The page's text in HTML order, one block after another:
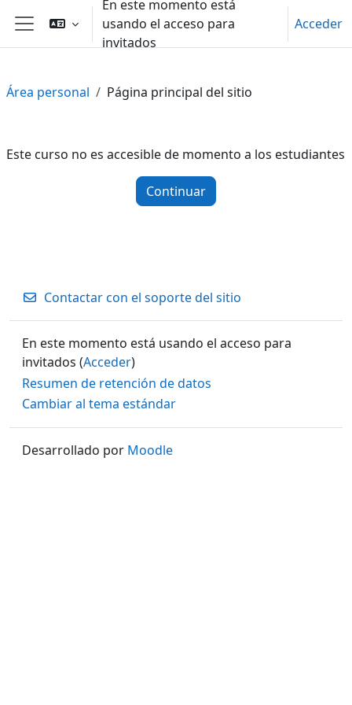
Salta al contenido principal
Panel lateral
En este momento está
usando el acceso para
invitados
Acceder
Área personal Página principal del sitio
Este curso no es accesible de momento a los estudiantes
Continuar
Contactar con el soporte del sitio
En este momento está usando el acceso para
invitados (Acceder)
Resumen de retención de datos
Cambiar al tema estándar
Desarrollado por Moodle